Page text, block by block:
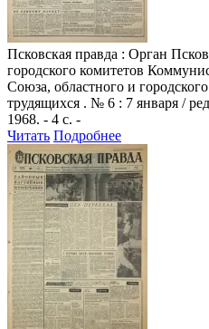
Псковская правда : Орган
городского комитетов
Союза, областного и
трудящихся . № 6 : 7 января /
1968. - 4 с. -
Читать Подробнее